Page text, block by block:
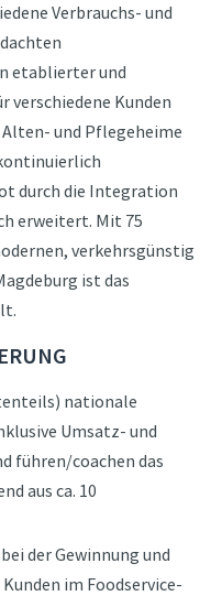
Verbrauchs- und
etablierter und
Kunden
und Pflegeheime
durch die Integration
erweitert. Mit 75
verkehrsgünstig
ist das
nationale
Umsatz- und
führen/coachen das
aus ca. 10
der Gewinnung und
im Foodservice-